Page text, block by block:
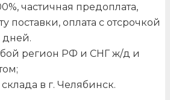
частичная предоплата,
поставки, оплата с отсрочкой
дней.
регион РФ и СНГ ж/д и
в г. Челябинск.